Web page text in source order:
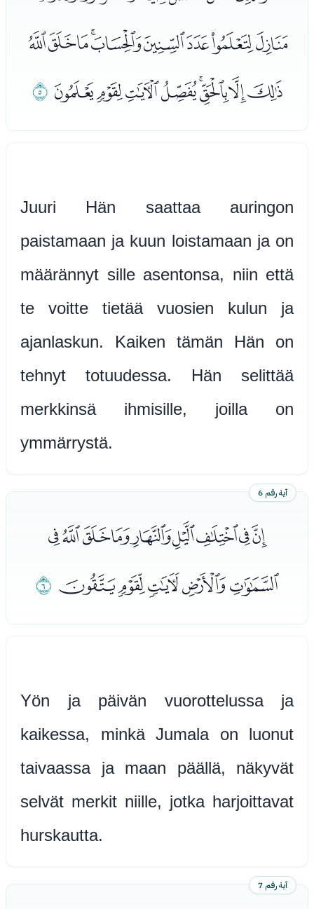
ﯟﯠﯡﯢﯣﯤﯥﯦﯧ
ﯨﯩﯪﯫﯬﯭﯮﯯﯰ
Juuri Hän saattaa auringon
paistamaan ja kuun loistamaan ja on
määrännyt sille asentonsa, niin että
te voitte tietää vuosien kulun ja
ajanlaskun. Kaiken tämän Hän on
tehnyt totuudessa. Hän selittää
merkkinsä ihmisille, joilla on
ymmärrystä.
آية رقم 6
ﯱﯲﯳﯴﯵﯶﯷﯸﯹ
ﯺﯻﯼﯽﯾ ﯿ
Yön ja päivän vuorottelussa ja
kaikessa, minkä Jumala on luonut
taivaassa ja maan päällä, näkyvät
selvät merkit niille, jotka harjoittavat
hurskautta.
آية رقم 7